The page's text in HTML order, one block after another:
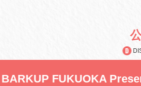
BARKUP FUKUOKA